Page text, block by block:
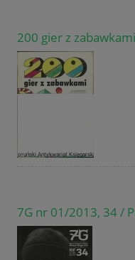
200 gier z
7G nr 01/2013, 34 /